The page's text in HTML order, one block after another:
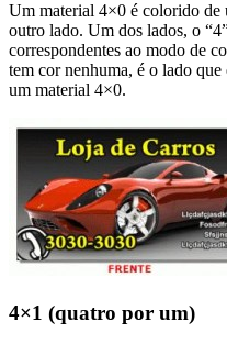
Um material 4×0 é colorido de
outro lado. Um dos lados, o
correspondentes ao modo de
tem cor nenhuma, é o lado
um material 4×0.
4×1 (quatro por um)